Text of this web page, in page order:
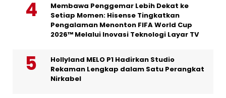
Membawa Penggemar Lebih Dekat ke
Setiap Momen: Hisense Tingkatkan
Pengalaman Menonton FIFA World Cup
2026™ Melalui Inovasi Teknologi Layar TV
Hollyland MELO P1 Hadirkan Studio
Rekaman Lengkap dalam Satu Perangkat
Nirkabel